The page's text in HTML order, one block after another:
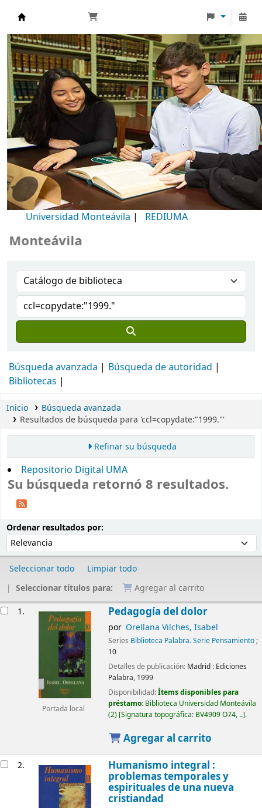
Biblioteca Universidad Monteávila
Universidad Monteávila | REDIUMA
Búsqueda avanzada
Búsqueda de autoridad
Bibliotecas
Inicio
Búsqueda avanzada
Resultados de búsqueda para 'ccl=copydate:"1999."'
Refinar su búsqueda
Repositorio Digital UMA
Su búsqueda retornó 8 resultados.
Ordenar resultados por:
Seleccionar todo
Limpiar todo
Seleccionar títulos para:
Agregar al carrito
1.
Portada local
Pedagogía del dolor
por Orellana Vilches, Isabel
Series Biblioteca Palabra. Serie Pensamiento;
10
Detalles de publicación: Madrid : Ediciones
Palabra, 1999
Disponibilidad:Ítems disponibles para
préstamo: Biblioteca Universidad Monteávila
(2) Signatura topográfica: BV4909 O74, .. .
Agregar al carrito
2. Humanismo integral :
problemas temporales y
espirituales de una nueva
cristiandad